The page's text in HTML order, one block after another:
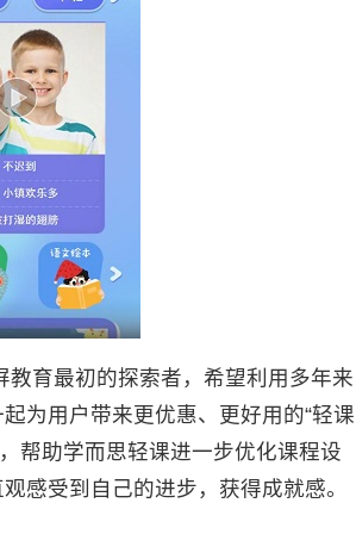
育最初的探索者，希望利用多年来
为用户带来更优惠、更好用的“轻课
帮助学而思轻课进一步优化课程设
感受到自己的进步，获得成就感。